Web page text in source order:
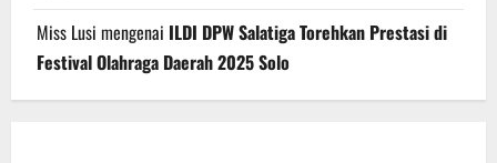
Miss Lusi mengenai ILDI DPW Salatiga Torehkan Prestasi di
Festival Olahraga Daerah 2025 Solo